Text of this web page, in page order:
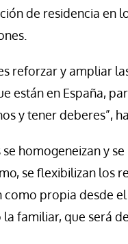
de residencia en
reforzar y ampliar
están en España,
y tener deberes”,
se homogeneizan y
se flexibilizan los
como propia desde
familiar, que será